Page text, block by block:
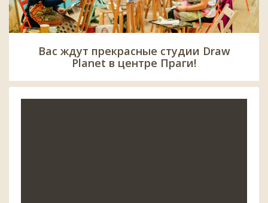
Вас ждут прекрасные студии Draw
Planet в центре Праги!